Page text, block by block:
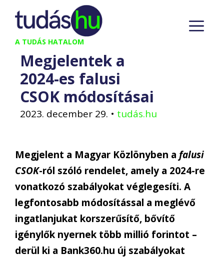
Kilépés
tartalomba
A TUDÁS HATALOM
Megjelentek a
2024-es falusi
CSOK módosításai
2023. december 29. • tudás.hu
Megjelent a Magyar Közlönyben a falusi
CSOK-ról szóló rendelet, amely a 2024-re
vonatkozó szabályokat véglegesíti. A
legfontosabb módosítással a meglévő
ingatlanjukat korszerűsítő, bővítő
igénylők nyernek több millió forintot –
derül ki a Bank360.hu új szabályokat